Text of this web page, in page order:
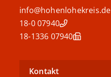
info@hohenlohekreis.de
07940 18-0
07940 18-1336
Kontakt